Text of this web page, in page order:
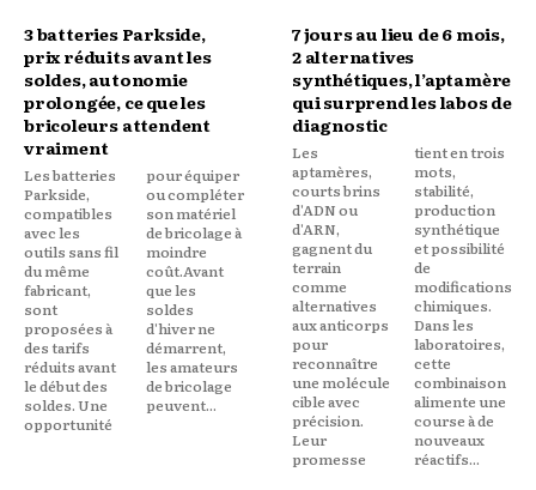
3 batteries Parkside,
prix réduits avant les
soldes, autonomie
prolongée, ce que les
bricoleurs attendent
vraiment
Les batteries
Parkside,
compatibles
avec les
outils sans fil
du même
fabricant,
sont
proposées à
des tarifs
réduits avant
le début des
soldes. Une
opportunité
pour équiper
ou compléter
son matériel
de bricolage à
moindre
coût.Avant
que les
soldes
d'hiver ne
démarrent,
les amateurs
de bricolage
peuvent...
7 jours au lieu de 6 mois,
2 alternatives
synthétiques, l’aptamère
qui surprend les labos de
diagnostic
Les
aptamères,
courts brins
d'ADN ou
d'ARN,
gagnent du
terrain
comme
alternatives
aux anticorps
pour
reconnaître
une molécule
cible avec
précision.
Leur
promesse
tient en trois
mots,
stabilité,
production
synthétique
et possibilité
de
modifications
chimiques.
Dans les
laboratoires,
cette
combinaison
alimente une
course à de
nouveaux
réactifs...